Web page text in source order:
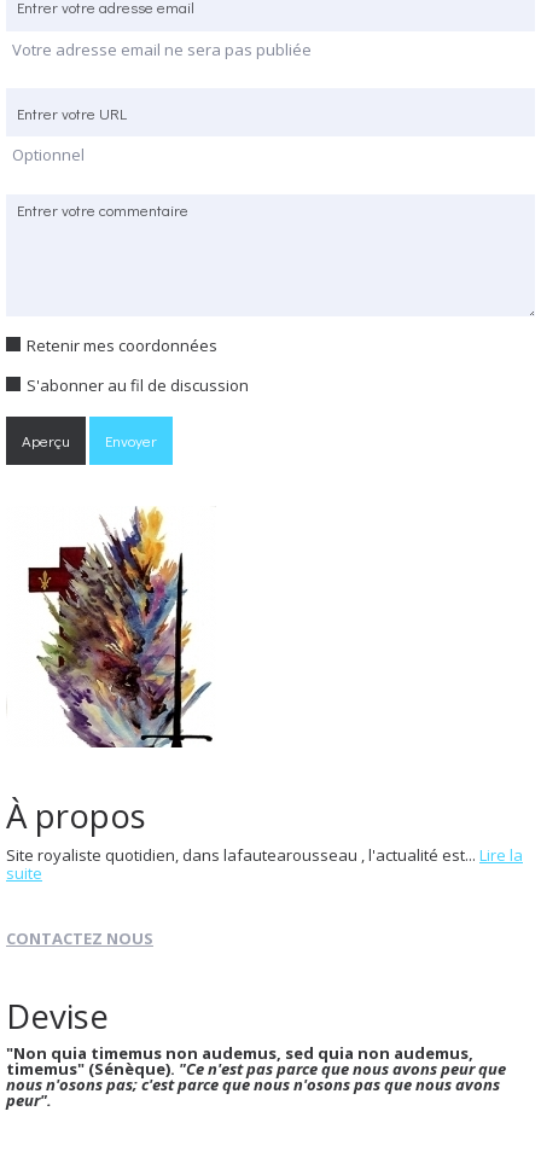
Votre adresse email ne sera pas publiée
Optionnel
Retenir mes coordonnées
S'abonner au fil de discussion
À propos
Site royaliste quotidien, dans lafautearousseau , l'actualité est... Lire la
suite
CONTACTEZ NOUS
Devise
"Non quia timemus non audemus, sed quia non audemus,
timemus" (Sénèque). "Ce n'est pas parce que nous avons peur que
nous n'osons pas; c'est parce que nous n'osons pas que nous avons
peur".